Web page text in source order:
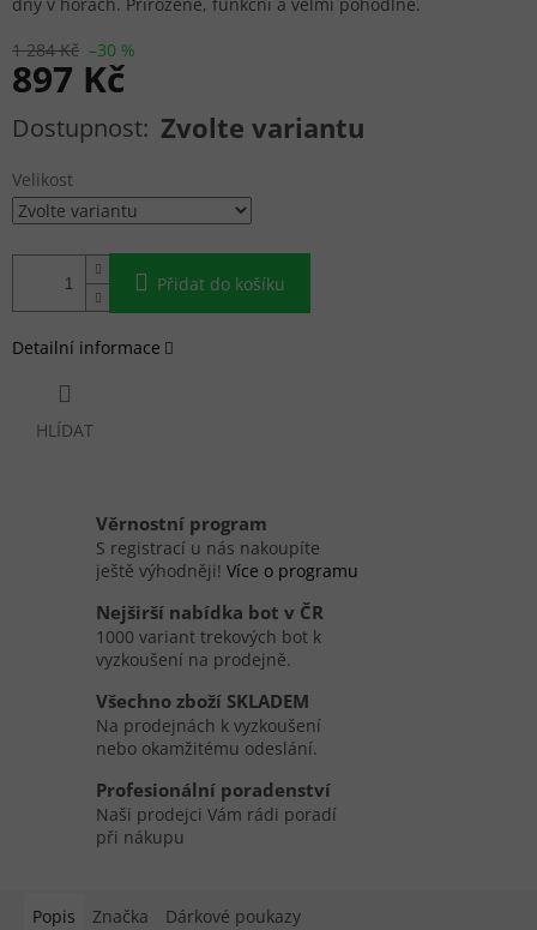
1 284 Kč –30 %
897 Kč
Měrná cena: Zvolte variantu
Velikost
Přidat do košíku
dny v horách. Přirozené, funkční a velmi pohodlné.
Detailní informace
HLÍDAT
Věrnostní program
S registrací u nás nakoupíte
ještě výhodněji! Více o programu
Nejširší nabídka bot v ČR
1000 variant trekových bot k
vyzkoušení na prodejně.
Všechno zboží SKLADEM
Na prodejnách k vyzkoušení
nebo okamžitému odeslání.
Profesionální poradenství
Naši prodejci Vám rádi poradí
při nákupu
Popis Značka Dárkové poukazy